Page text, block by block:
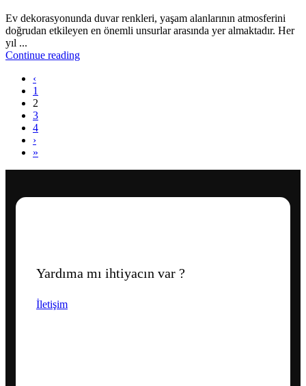
Ev dekorasyonunda duvar renkleri, yaşam alanlarının atmosferini
doğrudan etkileyen en önemli unsurlar arasında yer almaktadır. Her
yıl ...
Continue reading
‹
1
2
3
4
›
»
Yardıma mı ihtiyacın var ?
İletişim